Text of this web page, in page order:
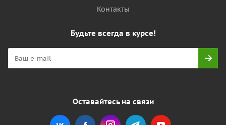
Контакты
Будьте всегда в курсе!
Оставайтесь на связи